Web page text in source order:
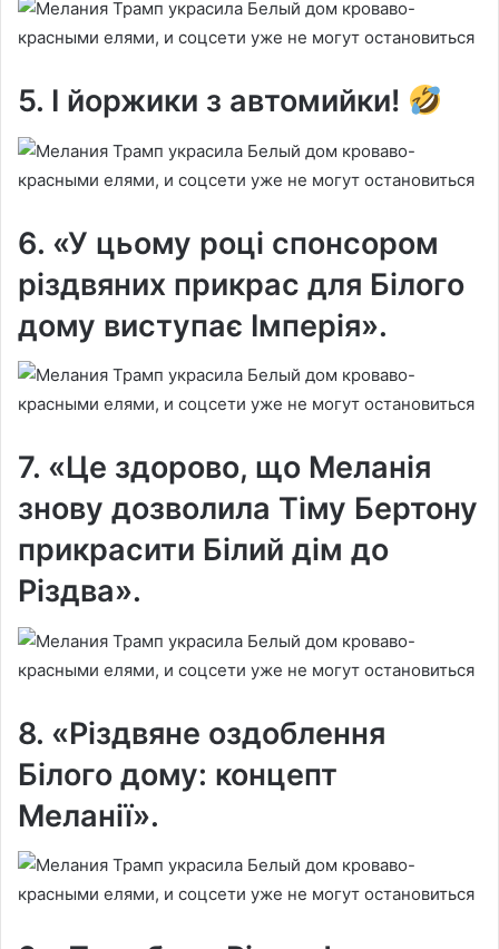
5. І йоржики з автомийки!
6. «У цьому році спонсором
різдвяних прикрас для Білого
дому виступає Імперія».
7. «Це здорово, що Меланія
знову дозволила Тіму Бертону
прикрасити Білий дім до
Різдва».
8. «Різдвяне оздоблення
Білого дому: концепт
Меланії».